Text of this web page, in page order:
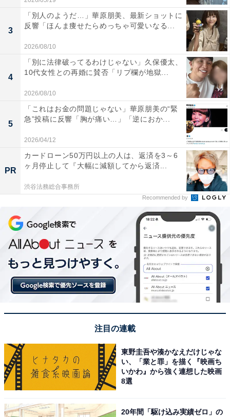
3
「別人のようだ…」華原朋美、最新ショットに
反響「ほんま痩せたらめっちゃ可愛いなる...
2026/08/10
4
「別に法律破ってるわけじゃない」久保優太、
10代女性との再婚に賛否「リプ欄が地獄...
2026/08/10
5
「これはお金の問題じゃない」華原朋美の“緊
急”投稿に反響「胸が痛い…」「逆におか...
2026/04/12
PR
カードローン50万円以上の人は、返済を3～6
ヶ月停止して『大幅に減額してから返済...
渋谷法務総合事務所
Recommended by
注目の連載
東野圭吾や湊かなえだけじゃな
い、「業と罪」を描く『映画ち
いかわ』から強く連想した映画
8選
20年間「駆け込み実績ゼロ」の